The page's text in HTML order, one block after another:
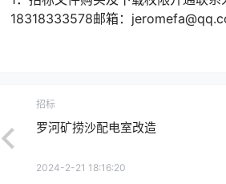
18318333578邮箱：
招标
罗河矿捞沙配电室改造
2024-2-21 18:16:20